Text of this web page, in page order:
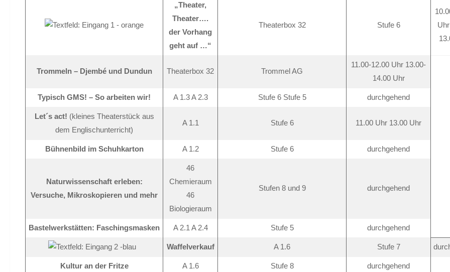
„Theater,
Theater….
der Vorhang
geht auf …“
Theaterbox 32 Stufe 6
Trommeln – Djembé und Dundun Theaterbox 32 Trommel AG
11.00-12.00 Uhr 13.00-
14.00 Uhr
Typisch GMS! – So arbeiten wir! A 1.3 A 2.3 Stufe 6 Stufe 5 durchgehend
Let´s act! (kleines Theaterstück aus
dem Englischunterricht)
A 1.1 Stufe 6 11.00 Uhr 13.00 Uhr
Bühnenbild im Schuhkarton A 1.2 Stufe 6 durchgehend
Naturwissenschaft erleben:
Versuche, Mikroskopieren und mehr
46
Chemieraum
46
Biologieraum
Stufen 8 und 9 durchgehend
Bastelwerkstätten: Faschingsmasken A 2.1 A 2.4 Stufe 5 durchgehend
Waffelverkauf A 1.6 Stufe 7
Kultur an der Fritze A 1.6 Stufe 8 durchgehend